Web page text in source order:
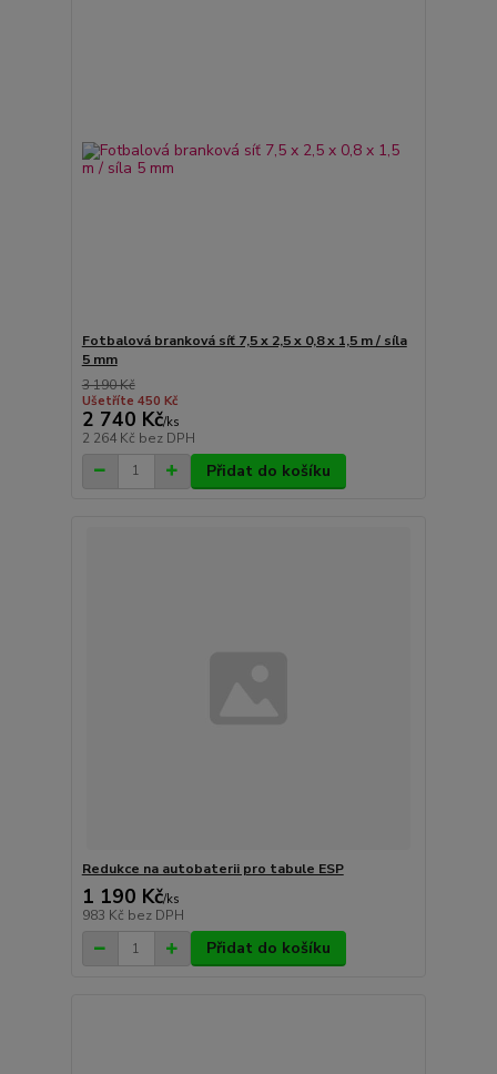
Fotbalová branková síť 7,5 x 2,5 x 0,8 x 1,5 m / síla
5 mm
3 190 Kč
Ušetříte 450 Kč
2 740 Kč/ks
2 264 Kč bez DPH
Přidat do košíku
Redukce na autobaterii pro tabule ESP
1 190 Kč/ks
983 Kč bez DPH
Přidat do košíku